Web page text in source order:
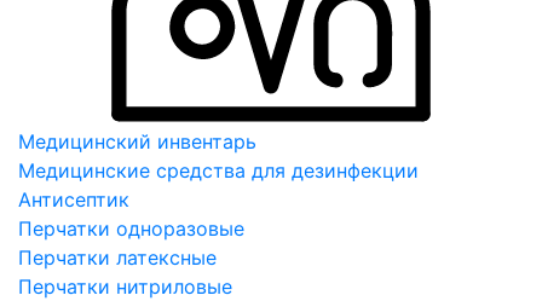
Медицинский инвентарь
Медицинские средства для дезинфекции
Антисептик
Перчатки одноразовые
Перчатки латексные
Перчатки нитриловые